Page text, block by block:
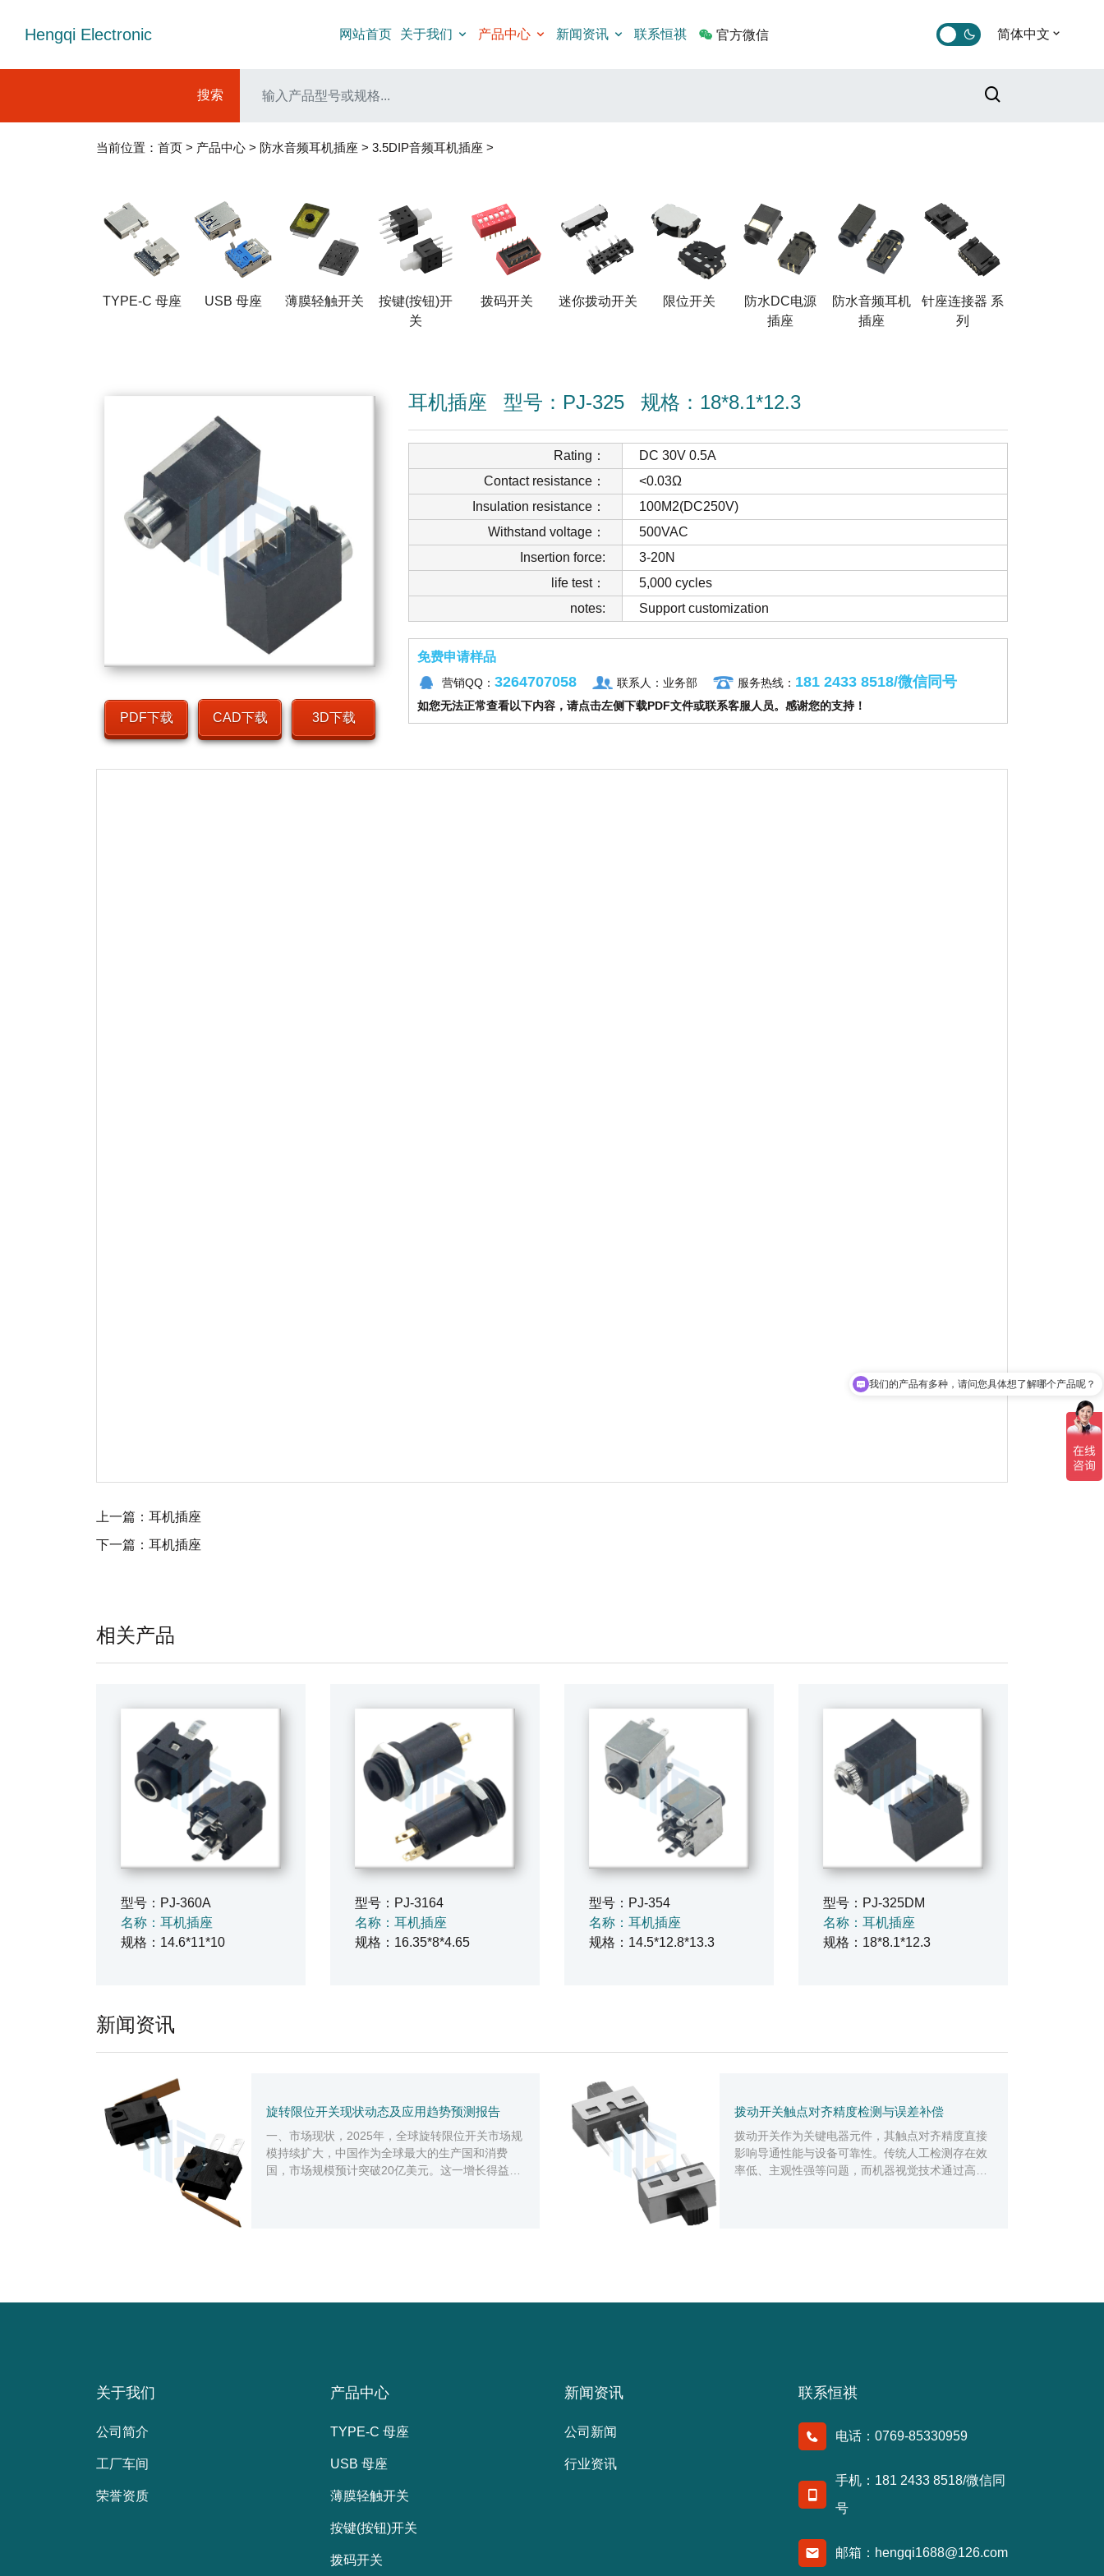
Hengqi Electronic 网站首页 关于我们 产品中心 新闻资讯 联系恒祺 官方微信 简体中文
搜索
当前位置： 首页 > 产品中心 > 防水音频耳机插座 > 3.5DIP音频耳机插座 >
TYPE-C 母座 USB 母座 薄膜轻触开关
按键(按钮)开
关
拨码开关 迷你拨动开关 限位开关
防水DC电源
插座
防水音频耳机
插座
针座连接器 系
列
PDF下载 CAD下载 3D下载
耳机插座 型号：PJ-325 规格：18*8.1*12.3
Rating：
DC 30V 0.5A
Contact resistance：
<0.03Ω
Insulation resistance：
100M2(DC250V)
Withstand voltage：
500VAC
Insertion force:
3-20N
life test：
5,000 cycles
notes:
Support customization
免费申请样品
营销QQ： 3264707058 联系人：业务部 服务热线： 181 2433 8518/微信同号
如您无法正常查看以下内容，请点击左侧下载PDF文件或联系客服人员。感谢您的支持！
上一篇： 耳机插座
下一篇： 耳机插座
相关产品
型号：PJ-360A
名称：耳机插座
规格：14.6*11*10
型号：PJ-3164
名称：耳机插座
规格：16.35*8*4.65
型号：PJ-354
名称：耳机插座
规格：14.5*12.8*13.3
型号：PJ-325DM
名称：耳机插座
规格：18*8.1*12.3
新闻资讯
旋转限位开关现状动态及应用趋势预测报告
一、市场现状，2025年，全球旋转限位开关市场规
模持续扩大，中国作为全球最大的生产国和消费
国，市场规模预计突破20亿美元。这一增长得益于
拨动开关触点对齐精度检测与误差补偿
拨动开关作为关键电器元件，其触点对齐精度直接
影响导通性能与设备可靠性。传统人工检测存在效
率低、主观性强等问题，而机器视觉技术通过高精
关于我们
公司简介
工厂车间
荣誉资质
产品中心
TYPE-C 母座
USB 母座
薄膜轻触开关
按键(按钮)开关
拨码开关
新闻资讯
公司新闻
行业资讯
联系恒祺
电话：0769-85330959
手机：181 2433 8518/微信同
号
邮箱：hengqi1688@126.com
我们的产品有多种，请问您具体想了解哪个产品呢？